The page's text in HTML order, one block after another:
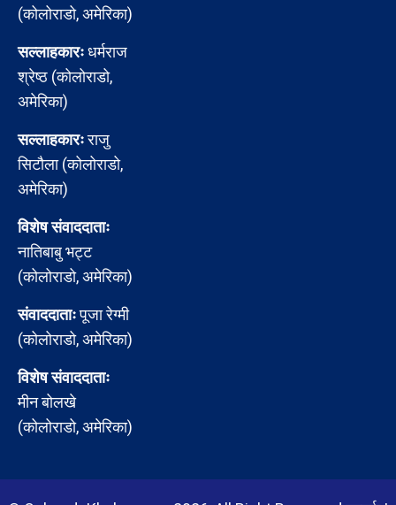
(कोलोराडो, अमेरिका)
सल्लाहकारःधर्मराज
श्रेष्ठ (कोलोराडो,
अमेरिका)
सल्लाहकारःराजु
सिटौला (कोलोराडो,
अमेरिका)
विशेष संवाददाताः
नातिबाबु भट्ट
(कोलोराडो, अमेरिका)
संवाददाताःपूजा रेग्मी
(कोलोराडो, अमेरिका)
विशेष संवाददाताः
मीन बोलखे
(कोलोराडो, अमेरिका)